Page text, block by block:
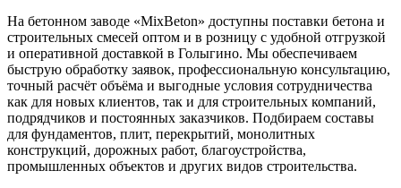
На бетонном заводе «MixBeton» доступны поставки бетона и
строительных смесей оптом и в розницу с удобной отгрузкой
и оперативной доставкой в Голыгино. Мы обеспечиваем
быструю обработку заявок, профессиональную консультацию,
точный расчёт объёма и выгодные условия сотрудничества
как для новых клиентов, так и для строительных компаний,
подрядчиков и постоянных заказчиков. Подбираем составы
для фундаментов, плит, перекрытий, монолитных
конструкций, дорожных работ, благоустройства,
промышленных объектов и других видов строительства.